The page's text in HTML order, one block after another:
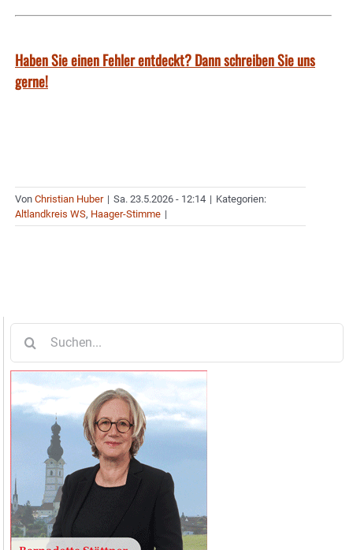
Haben Sie einen Fehler entdeckt? Dann schreiben Sie uns
gerne!
Von Christian Huber | Sa. 23.5.2026 - 12:14 | Kategorien:
Altlandkreis WS, Haager-Stimme |
nach: